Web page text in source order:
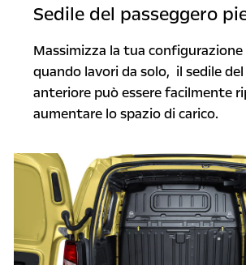
Sedile del passeggero
Massimizza la tua
quando lavori da solo, il sedile
anteriore può essere facilmente
aumentare lo spazio di carico.